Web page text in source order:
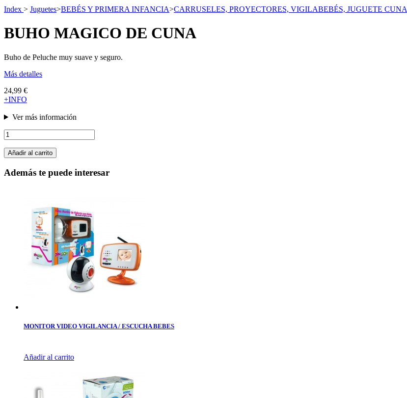
Index > Juguetes>BEBÉS Y PRIMERA INFANCIA>CARRUSELES, PROYECTORES, VIGILABEBÉS, JUGUETE CUNA
BUHO MAGICO DE CUNA
Buho de Peluche muy suave y seguro.
Más detalles
24,99 €
+INFO
Ver más información
Añadir al carrito
Además te puede interesar
MONITOR VIDEO VIGILANCIA / ESCUCHA BEBES
Añadir al carrito